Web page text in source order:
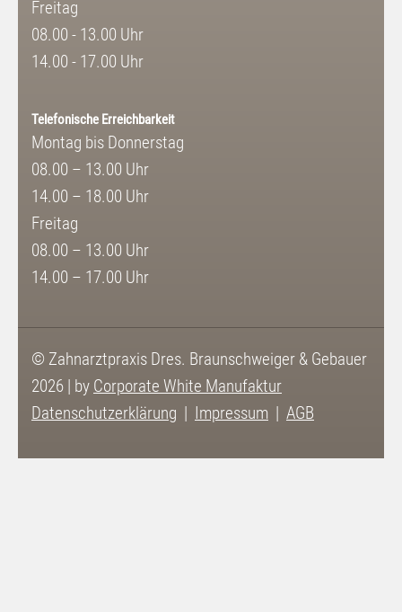
Freitag
08.00 - 13.00 Uhr
14.00 - 17.00 Uhr
Telefonische Erreichbarkeit
Montag bis Donnerstag
08.00 – 13.00 Uhr
14.00 – 18.00 Uhr
Freitag
08.00 – 13.00 Uhr
14.00 – 17.00 Uhr
© Zahnarztpraxis Dres. Braunschweiger & Gebauer
2026 | by Corporate White Manufaktur
Datenschutzerklärung
Impressum AGB